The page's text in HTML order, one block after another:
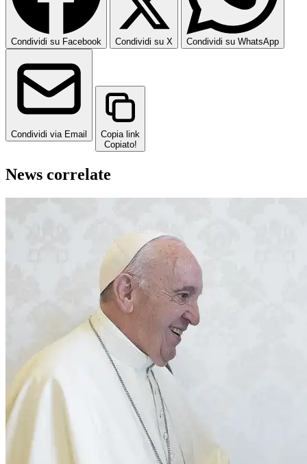
Condividi su Facebook Condividi su X Condividi su WhatsApp
Condividi via Email
Copia link
Copiato!
News correlate